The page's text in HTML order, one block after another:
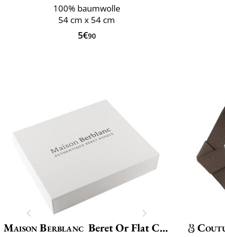
100% baumwolle
54 cm x 54 cm
5€90
Maison Berblanc Beret Or Flat Cap Box